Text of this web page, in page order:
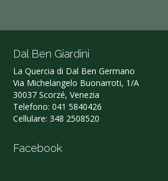
Dal Ben Giardini
La Quercia di Dal Ben Germano‎
Via Michelangelo Buonarroti, 1/A
30037 Scorzé, Venezia
Telefono:041 5840426
Cellulare:348 2508520
Facebook